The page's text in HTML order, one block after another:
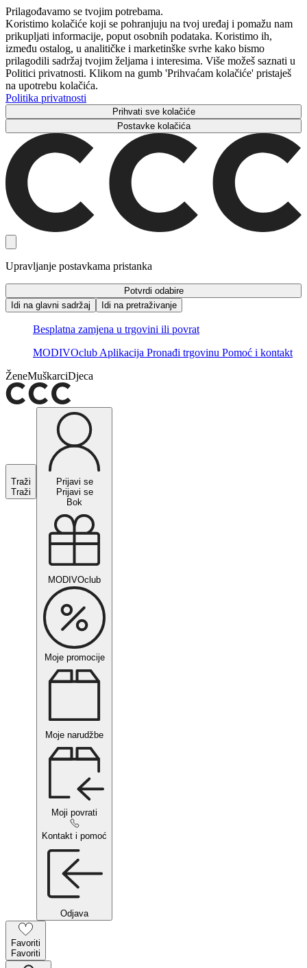
Prilagođavamo se tvojim potrebama.
Koristimo kolačiće koji se pohranjuju na tvoj uređaj i pomažu nam
prikupljati informacije, poput osobnih podataka. Koristimo ih,
između ostalog, u analitičke i marketinške svrhe kako bismo
prilagodili sadržaj tvojim željama i interesima. Više možeš saznati u
Politici privatnosti. Klikom na gumb 'Prihvaćam kolačiće' pristaješ
na upotrebu kolačića.
Politika privatnosti
Prihvati sve kolačiće
Postavke kolačića
Upravljanje postavkama pristanka
Potvrdi odabire
Idi na glavni sadržaj
Idi na pretraživanje
Besplatna zamjena u trgovini ili povrat
MODIVOclub Aplikacija Pronađi trgovinu Pomoć i kontakt
ŽeneMuškarciDjeca
Traži
Traži
Prijavi se
Prijavi se
Bok
MODIVOclub
Moje promocije
Moje narudžbe
Moji povrati
Kontakt i pomoć
Odjava
Favoriti
Favoriti